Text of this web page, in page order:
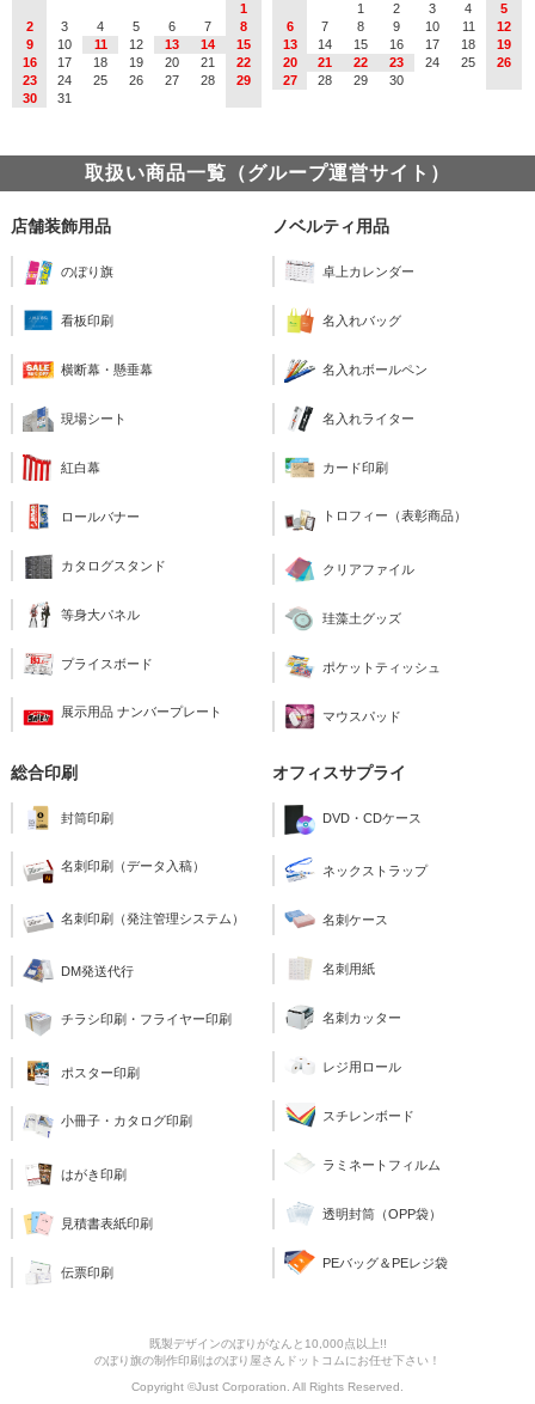
1
2
3 4 5 6 7
8
9
10 11 12 13 14
15
16
17 18 19 20 21
22
23
24 25 26 27 28
29
30
31
1
2 3 4
5
6
7 8 9 10 11
12
13
14 15 16 17 18
19
20
21 22 23 24 25
26
27
28 29 30
取扱い商品一覧（グループ運営サイト）
店舗装飾用品
のぼり旗
看板印刷
横断幕・懸垂幕
現場シート
紅白幕
ロールバナー
カタログスタンド
等身大パネル
プライスボード
展示用品 ナンバープレート
ノベルティ用品
卓上カレンダー
名入れバッグ
名入れボールペン
名入れライター
カード印刷
トロフィー（表彰商品）
クリアファイル
珪藻土グッズ
ポケットティッシュ
マウスパッド
総合印刷
封筒印刷
名刺印刷（データ入稿）
名刺印刷（発注管理システム）
DM発送代行
チラシ印刷・フライヤー印刷
ポスター印刷
小冊子・カタログ印刷
はがき印刷
見積書表紙印刷
伝票印刷
オフィスサプライ
DVD・CDケース
ネックストラップ
名刺ケース
名刺用紙
名刺カッター
レジ用ロール
スチレンボード
ラミネートフィルム
透明封筒（OPP袋）
PEバッグ＆PEレジ袋
既製デザインのぼりがなんと10,000点以上!!
のぼり旗の制作印刷はのぼり屋さんドットコムにお任せ下さい！
Copyright ©Just Corporation. All Rights Reserved.